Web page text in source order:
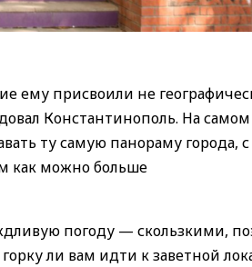
ему присвоили не
Константинополь. На
ту самую панораму города,
как можно больше
погоду — скользкими,
ли вам идти к заветной